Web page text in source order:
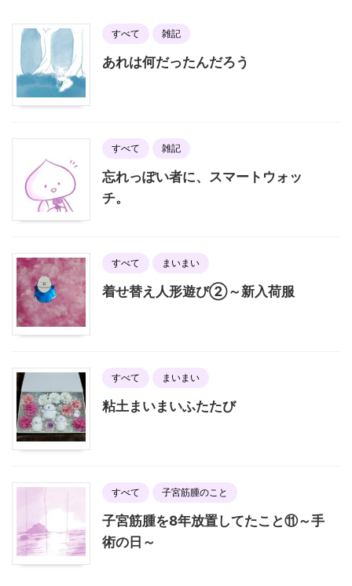
すべて 雑記
あれは何だったんだろう
すべて 雑記
忘れっぽい者に、スマートウォッ
チ。
すべて まいまい
着せ替え人形遊び②～新入荷服
すべて まいまい
粘土まいまいふたたび
すべて 子宮筋腫のこと
子宮筋腫を8年放置してたこと⑪～手
術の日～